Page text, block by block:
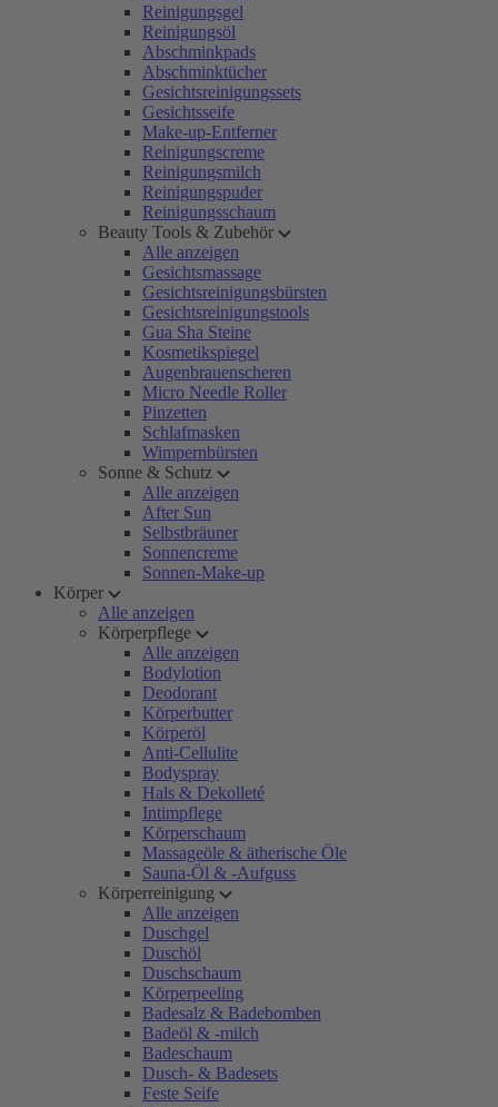
Reinigungsgel
Reinigungsöl
Abschminkpads
Abschminktücher
Gesichtsreinigungssets
Gesichtsseife
Make-up-Entferner
Reinigungscreme
Reinigungsmilch
Reinigungspuder
Reinigungsschaum
Beauty Tools & Zubehör
Alle anzeigen
Gesichtsmassage
Gesichtsreinigungsbürsten
Gesichtsreinigungstools
Gua Sha Steine
Kosmetikspiegel
Augenbrauenscheren
Micro Needle Roller
Pinzetten
Schlafmasken
Wimpernbürsten
Sonne & Schutz
Alle anzeigen
After Sun
Selbstbräuner
Sonnencreme
Sonnen-Make-up
Körper
Alle anzeigen
Körperpflege
Alle anzeigen
Bodylotion
Deodorant
Körperbutter
Körperöl
Anti-Cellulite
Bodyspray
Hals & Dekolleté
Intimpflege
Körperschaum
Massageöle & ätherische Öle
Sauna-Öl & -Aufguss
Körperreinigung
Alle anzeigen
Duschgel
Duschöl
Duschschaum
Körperpeeling
Badesalz & Badebomben
Badeöl & -milch
Badeschaum
Dusch- & Badesets
Feste Seife